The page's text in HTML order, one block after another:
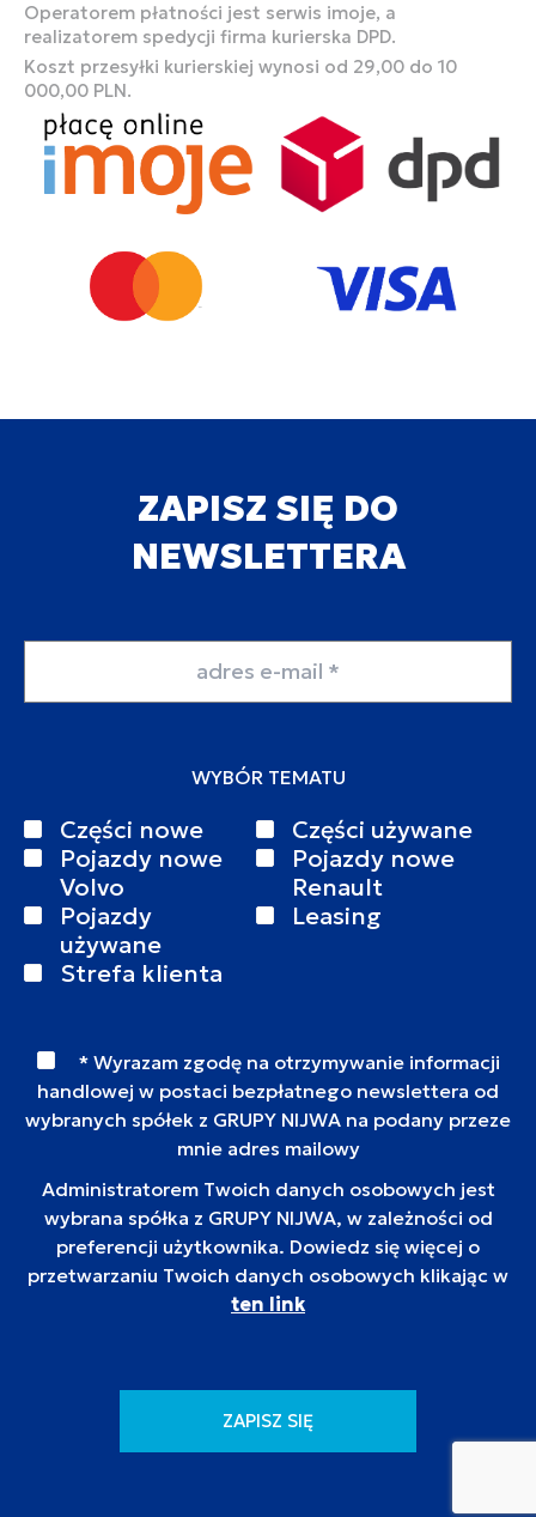
Operatorem płatności jest serwis imoje, a
realizatorem spedycji firma kurierska DPD.
Koszt przesyłki kurierskiej wynosi od 29,00 do 10
000,00 PLN.
ZAPISZ SIĘ DO
NEWSLETTERA
WYBÓR TEMATU
Części nowe
Części używane
Pojazdy nowe
Volvo
Pojazdy nowe
Renault
Pojazdy
używane
Leasing
Strefa klienta
* Wyrazam zgodę na otrzymywanie informacji
handlowej w postaci bezpłatnego newslettera od
wybranych spółek z GRUPY NIJWA na podany przeze
mnie adres mailowy
Administratorem Twoich danych osobowych jest
wybrana spółka z GRUPY NIJWA, w zależności od
preferencji użytkownika. Dowiedz się więcej o
przetwarzaniu Twoich danych osobowych klikając w
ten link